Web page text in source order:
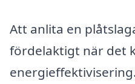
Att anlita en
fördelaktigt när det